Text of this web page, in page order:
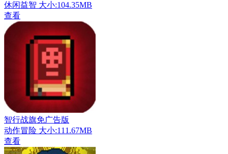
休闲益智 大小:104.35MB
查看
智行战旗免广告版
动作冒险 大小:111.67MB
查看